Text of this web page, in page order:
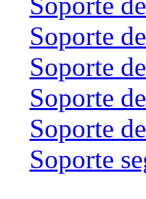
Soporte
Soporte
Soporte
Soporte
Soporte